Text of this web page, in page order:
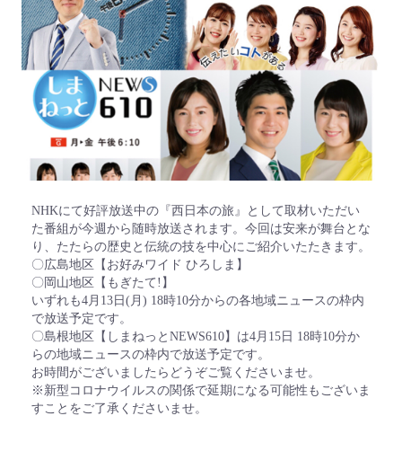
NHKにて好評放送中の『西日本の旅』として取材いただい
た番組が今週から随時放送されます。今回は安来が舞台とな
り、たたらの歴史と伝統の技を中心にご紹介いたたきます。
〇広島地区【お好みワイド ひろしま】
〇岡山地区【もぎたて!】
いずれも4月13日(月) 18時10分からの各地域ニュースの枠内
で放送予定です。
〇島根地区【しまねっとNEWS610】は4月15日 18時10分か
らの地域ニュースの枠内で放送予定です。
お時間がございましたらどうぞご覧くださいませ。
※新型コロナウイルスの関係で延期になる可能性もございま
すことをご了承くださいませ。